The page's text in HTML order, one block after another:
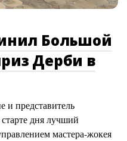
Большой
Дерби в
и представитель
дня лучший
мастера-жокея